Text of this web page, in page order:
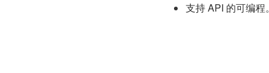
支持 API 的可编程。